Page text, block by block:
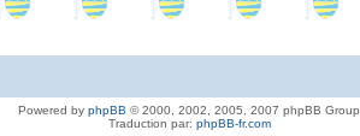
Powered by phpBB © 2000, 2002, 2005, 2007 phpBB Group
Traduction par: phpBB-fr.com